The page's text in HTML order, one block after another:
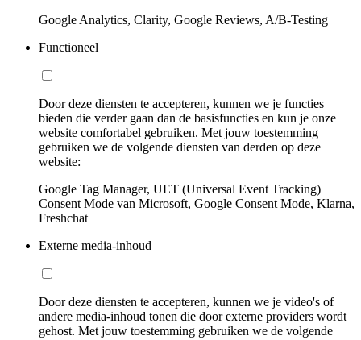
Google Analytics, Clarity, Google Reviews, A/B-Testing
Functioneel
Door deze diensten te accepteren, kunnen we je functies
bieden die verder gaan dan de basisfuncties en kun je onze
website comfortabel gebruiken. Met jouw toestemming
gebruiken we de volgende diensten van derden op deze
website:
Google Tag Manager, UET (Universal Event Tracking)
Consent Mode van Microsoft, Google Consent Mode, Klarna,
Freshchat
Externe media-inhoud
Door deze diensten te accepteren, kunnen we je video's of
andere media-inhoud tonen die door externe providers wordt
gehost. Met jouw toestemming gebruiken we de volgende